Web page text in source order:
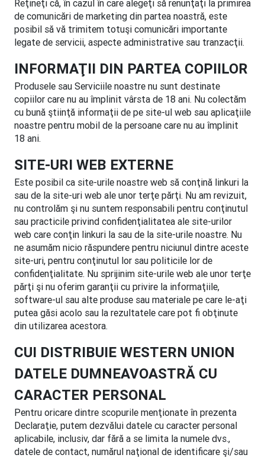
Reţineţi că, în cazul în care alegeţi să renunţaţi la primirea
de comunicări de marketing din partea noastră, este
posibil să vă trimitem totuşi comunicări importante
legate de servicii, aspecte administrative sau tranzacţii.
INFORMAŢII DIN PARTEA COPIILOR
Produsele sau Serviciile noastre nu sunt destinate
copiilor care nu au împlinit vârsta de 18 ani. Nu colectăm
cu bună ştiinţă informaţii de pe site-ul web sau aplicaţiile
noastre pentru mobil de la persoane care nu au împlinit
18 ani.
SITE-URI WEB EXTERNE
Este posibil ca site-urile noastre web să conţină linkuri la
sau de la site-uri web ale unor terţe părţi. Nu am revizuit,
nu controlăm şi nu suntem responsabili pentru conţinutul
sau practicile privind confidenţialitatea ale site-urilor
web care conţin linkuri la sau de la site-urile noastre. Nu
ne asumăm nicio răspundere pentru niciunul dintre aceste
site-uri, pentru conţinutul lor sau politicile lor de
confidenţialitate. Nu sprijinim site-urile web ale unor terţe
părţi şi nu oferim garanţii cu privire la informaţiile,
software-ul sau alte produse sau materiale pe care le-aţi
putea găsi acolo sau la rezultatele care pot fi obţinute
din utilizarea acestora.
CUI DISTRIBUIE WESTERN UNION
DATELE DUMNEAVOASTRĂ CU
CARACTER PERSONAL
Pentru oricare dintre scopurile menţionate în prezenta
Declaraţie, putem dezvălui datele cu caracter personal
aplicabile, inclusiv, dar fără a se limita la numele dvs.,
datele de contact, numărul naţional de identificare şi/sau